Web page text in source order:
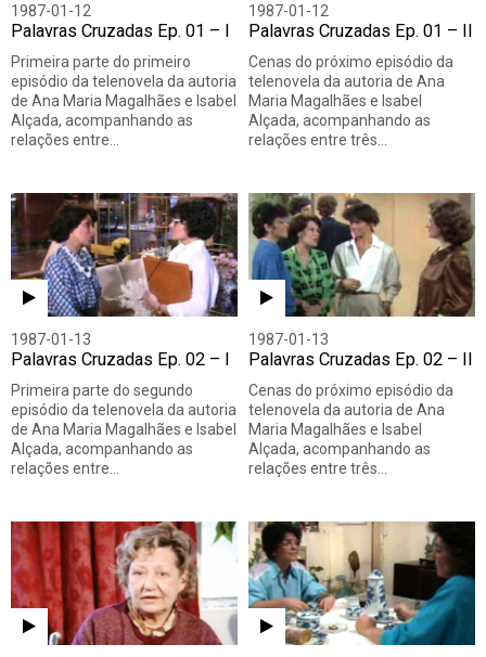
1987-01-12
Palavras Cruzadas Ep. 01 – I
Primeira parte do primeiro
episódio da telenovela da autoria
de Ana Maria Magalhães e Isabel
Alçada, acompanhando as
relações entre…
1987-01-12
Palavras Cruzadas Ep. 01 – II
Cenas do próximo episódio da
telenovela da autoria de Ana
Maria Magalhães e Isabel
Alçada, acompanhando as
relações entre três…
1987-01-13
Palavras Cruzadas Ep. 02 – I
Primeira parte do segundo
episódio da telenovela da autoria
de Ana Maria Magalhães e Isabel
Alçada, acompanhando as
relações entre…
1987-01-13
Palavras Cruzadas Ep. 02 – II
Cenas do próximo episódio da
telenovela da autoria de Ana
Maria Magalhães e Isabel
Alçada, acompanhando as
relações entre três…